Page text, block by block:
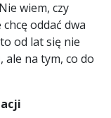
wiem, czy
oddać dwa
od lat się nie
ale na tym, co do